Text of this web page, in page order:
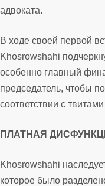
адвоката.
В ходе своей первой
Khosrowshahi
особенно главный
председатель, чтобы
соответствии с
ПЛАТНАЯ
Khosrowshahi
которое было